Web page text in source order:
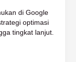
di Google
optimasi
tingkat lanjut.